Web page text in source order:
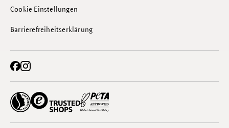
Cookie Einstellungen
Barrierefreiheitserklärung